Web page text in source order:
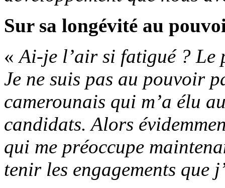
Sur sa longévité au
«Ai-je l’air si fatigué ? Le
Je ne suis pas au pouvoir
camerounais qui m’a élu
candidats. Alors
qui me préoccupe
tenir les engagements que